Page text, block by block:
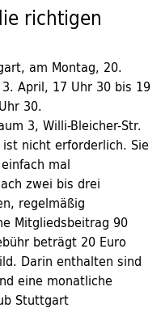
richtigen
am Montag, 20.
April, 17 Uhr 30 bis 19
30.
3, Willi-Bleicher-Str.
nicht erforderlich. Sie
mal
zwei bis drei
regelmäßig
Mitgliedsbeitrag 90
beträgt 20 Euro
Darin enthalten sind
eine monatliche
Stuttgart